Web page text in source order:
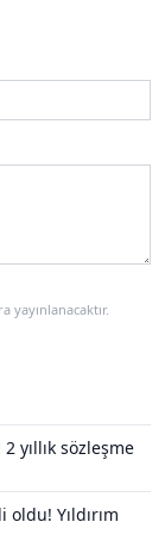
yayınlanacaktır.
yıllık sözleşme
Yıldırım